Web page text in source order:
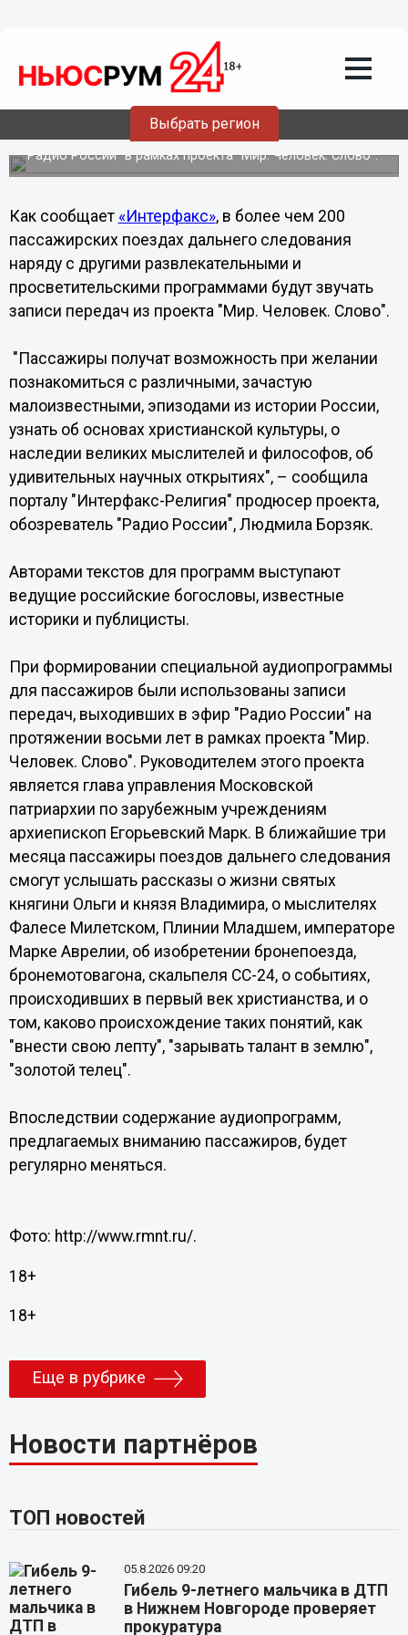
Выбрать регион
Пассажирам российских поездов
расскажут об истории, философии и
При формировании аудиопрограммы для пассажиров
были использованы записи передач, выходивших в эфир
"Радио России" в рамках проекта "Мир. Человек. Слово".
Как сообщает «Интерфакс», в более чем 200
пассажирских поездах дальнего следования
наряду с другими развлекательными и
просветительскими программами будут звучать
записи передач из проекта "Мир. Человек. Слово".
"Пассажиры получат возможность при желании
познакомиться с различными, зачастую
малоизвестными, эпизодами из истории России,
узнать об основах христианской культуры, о
наследии великих мыслителей и философов, об
удивительных научных открытиях", – сообщила
порталу "Интерфакс-Религия" продюсер проекта,
обозреватель "Радио России", Людмила Борзяк.
Авторами текстов для программ выступают
ведущие российские богословы, известные
историки и публицисты.
При формировании специальной аудиопрограммы
для пассажиров были использованы записи
передач, выходивших в эфир "Радио России" на
протяжении восьми лет в рамках проекта "Мир.
Человек. Слово". Руководителем этого проекта
является глава управления Московской
патриархии по зарубежным учреждениям
архиепископ Егорьевский Марк. В ближайшие три
месяца пассажиры поездов дальнего следования
смогут услышать рассказы о жизни святых
княгини Ольги и князя Владимира, о мыслителях
Фалесе Милетском, Плинии Младшем, императоре
Марке Аврелии, об изобретении бронепоезда,
бронемотовагона, скальпеля СС-24, о событиях,
происходивших в первый век христианства, и о
том, каково происхождение таких понятий, как
"внести свою лепту", "зарывать талант в землю",
"золотой телец".
Впоследствии содержание аудиопрограмм,
предлагаемых вниманию пассажиров, будет
регулярно меняться.
Фото: http://www.rmnt.ru/.
18+
18+
Еще в рубрике
Новости партнёров
ТОП новостей
05.8.2026 09:20
Гибель 9-летнего мальчика в ДТП
в Нижнем Новгороде проверяет
прокуратура